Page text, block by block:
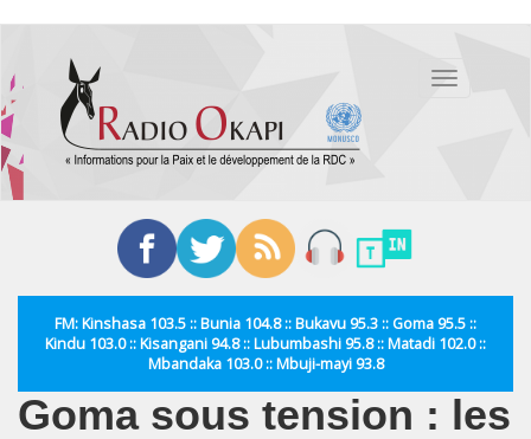
contenu
principal
Toggle
FM: Kinshasa 103.5 :: Bunia 104.8 :: Bukavu 95.3 :: Goma 95.5 ::
Kindu 103.0 :: Kisangani 94.8 :: Lubumbashi 95.8 :: Matadi 102.0 ::
Mbandaka 103.0 :: Mbuji-mayi 93.8
Goma sous tension : les